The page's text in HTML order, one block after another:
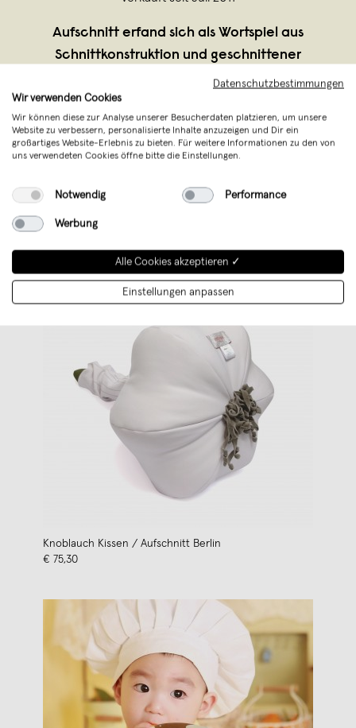
Aufschnitt erfand sich als Wortspiel aus
Schnittkonstruktion und geschnittener
Wurst. Paradoxerweise ist die Gründerin
Silvia Wald selbst Vegetarierin. Nach dem
Studium der Bekleidungstechnik eröffnete
Silvia Wald ihr Atelier für Schnittge...
Knoblauch Kissen / Aufschnitt Berlin
€ 75,30
Datenschutzbestimmungen
Wir verwenden Cookies
Wir können diese zur Analyse unserer Besucherdaten platzieren, um unsere
Website zu verbessern, personalisierte Inhalte anzuzeigen und Dir ein
großartiges Website-Erlebnis zu bieten. Für weitere Informationen zu den von
uns verwendeten Cookies öffne bitte die Einstellungen.
Notwendig Performance
Werbung
Alle Cookies akzeptieren ✓
Einstellungen anpassen